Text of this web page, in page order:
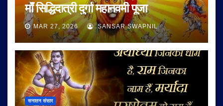
माँ सिद्धिदात्री दुर्गा महानवमी पूजा
MAR 27, 2026 SANSAR SWAPNIL
सनातन संसार